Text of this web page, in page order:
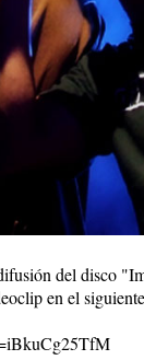
del disco
en el